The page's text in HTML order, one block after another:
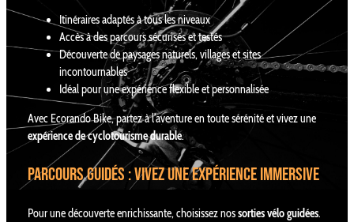
Itinéraires adaptés à tous les niveaux
Accès à des parcours sécurisés et testés
Découverte de paysages naturels, villages et sites
incontournables
Idéal pour une expérience flexible et personnalisée
Avec Ecorando Bike, partez à l’aventure en toute sérénité et vivez une
expérience de cyclotourisme durable.
Parcours guidés : vivez une expérience immersive
Pour une découverte enrichissante, choisissez nossorties vélo guidées.